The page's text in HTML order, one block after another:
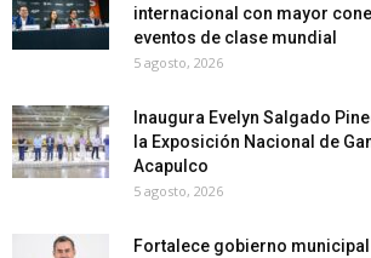
internacional con mayor
eventos de clase mundial
5 agosto, 2026
Inaugura Evelyn Salgado
la Exposición Nacional de
Acapulco
5 agosto, 2026
Fortalece gobierno